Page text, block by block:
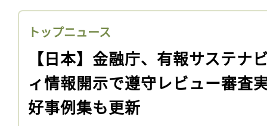
トップニュース
【日本】金融庁、有報サステナ
ィ情報開示で遵守レビュー審査
好事例集も更新